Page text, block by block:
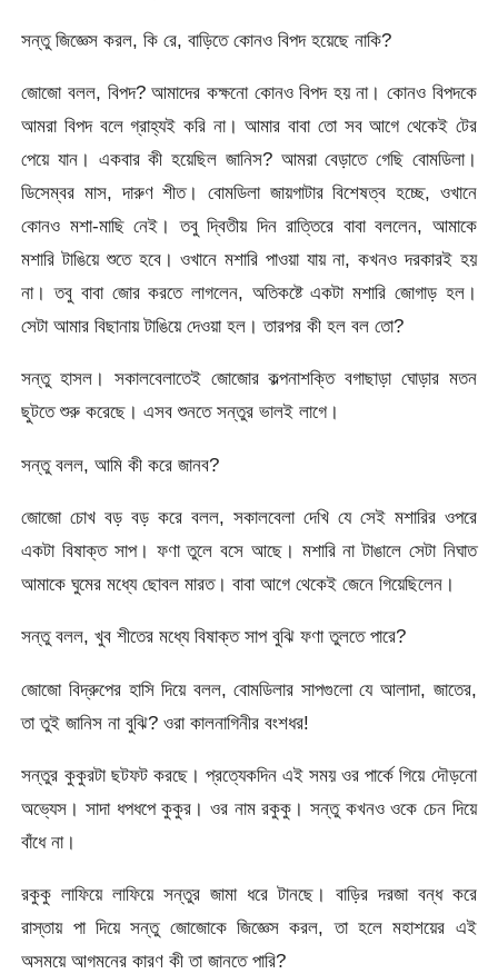
সন্তু জিজ্ঞেস করল, কি রে, বাড়িতে কোনও বিপদ হয়েছে নাকি?
জোজো বলল, বিপদ? আমাদের কক্ষনো কোনও বিপদ হয় না। কোনও বিপদকে
আমরা বিপদ বলে গ্রাহ্যই করি না। আমার বাবা তো সব আগে থেকেই টের
পেয়ে যান। একবার কী হয়েছিল জানিস? আমরা বেড়াতে গেছি বোমডিলা।
ডিসেম্বর মাস, দারুণ শীত। বোমডিলা জায়গাটার বিশেষত্ব হচ্ছে, ওখানে
কোনও মশা-মাছি নেই। তবু দ্বিতীয় দিন রাত্তিরে বাবা বললেন, আমাকে
মশারি টাঙিয়ে শুতে হবে। ওখানে মশারি পাওয়া যায় না, কখনও দরকারই হয়
না। তবু বাবা জোর করতে লাগলেন, অতিকষ্টে একটা মশারি জোগাড় হল।
সেটা আমার বিছানায় টাঙিয়ে দেওয়া হল। তারপর কী হল বল তো?
সন্তু হাসল। সকালবেলাতেই জোজোর কল্পনাশক্তি বগাছাড়া ঘোড়ার মতন
ছুটতে শুরু করেছে। এসব শুনতে সন্তুর ভালই লাগে।
সন্তু বলল, আমি কী করে জানব?
জোজো চোখ বড় বড় করে বলল, সকালবেলা দেখি যে সেই মশারির ওপরে
একটা বিষাক্ত সাপ। ফণা তুলে বসে আছে। মশারি না টাঙালে সেটা নিঘাত
আমাকে ঘুমের মধ্যে ছোবল মারত। বাবা আগে থেকেই জেনে গিয়েছিলেন।
সন্তু বলল, খুব শীতের মধ্যে বিষাক্ত সাপ বুঝি ফণা তুলতে পারে?
জোজো বিদ্রুপের হাসি দিয়ে বলল, বোমডিলার সাপগুলো যে আলাদা, জাতের,
তা তুই জানিস না বুঝি? ওরা কালনাগিনীর বংশধর!
সন্তুর কুকুরটা ছটফট করছে। প্রত্যেকদিন এই সময় ওর পার্কে গিয়ে দৌড়নো
অভ্যেস। সাদা ধপধপে কুকুর। ওর নাম রকুকু। সন্তু কখনও ওকে চেন দিয়ে
বাঁধে না।
রকুকু লাফিয়ে লাফিয়ে সন্তুর জামা ধরে টানছে। বাড়ির দরজা বন্ধ করে
রাস্তায় পা দিয়ে সন্তু জোজোকে জিজ্ঞেস করল, তা হলে মহাশয়ের এই
অসময়ে আগমনের কারণ কী তা জানতে পারি?